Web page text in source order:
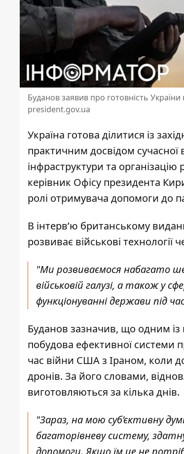
Буданов заявив про готовність
president.gov.ua
Україна готова ділитися із
практичним досвідом сучасної
інфраструктури та
керівник Офісу президента
ролі отримувача допомоги до
В інтерв’ю британському
розвиває військові технології
"Ми розвиваємося набагато
військовій галузі, а також у
функціонуванні держави під
Буданов зазначив, що одним із
побудова ефективної системи
час війни США з Іраном, коли
дронів. За його словами,
виготовляються за кілька днів.
"Зараз, на мою суб’єктивну
багаторівневу систему,